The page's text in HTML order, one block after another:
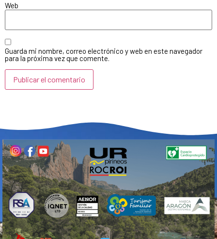
Web
Guarda mi nombre, correo electrónico y web en este navegador
para la próxima vez que comente.